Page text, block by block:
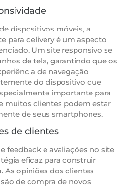
dispositivos móveis, a
para delivery é um aspecto
Um site responsivo se
de tela, garantindo que os
de navegação
do dispositivo que
importante para
muitos clientes podem estar
de seus smartphones.
de clientes
feedback e avaliações no site
eficaz para construir
As opiniões dos clientes
de compra de novos